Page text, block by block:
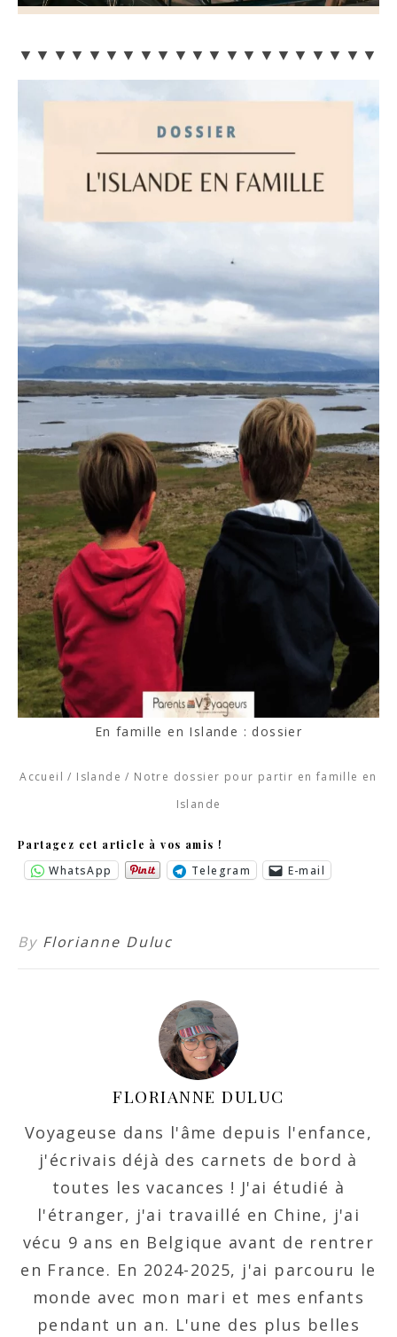
En famille en Islande : dossier
Accueil / Islande / Notre dossier pour partir en famille en
Islande
Partagez cet article à vos amis !
WhatsApp Telegram E-mail
By Florianne Duluc
FLORIANNE DULUC
Voyageuse dans l'âme depuis l'enfance,
j'écrivais déjà des carnets de bord à
toutes les vacances ! J'ai étudié à
l'étranger, j'ai travaillé en Chine, j'ai
vécu 9 ans en Belgique avant de rentrer
en France. En 2024-2025, j'ai parcouru le
monde avec mon mari et mes enfants
pendant un an. L'une des plus belles